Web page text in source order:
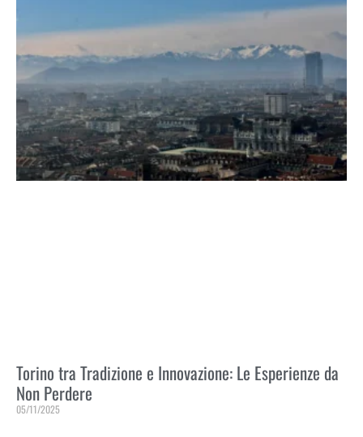
Torino tra Tradizione e Innovazione: Le Esperienze da
Non Perdere
05/11/2025